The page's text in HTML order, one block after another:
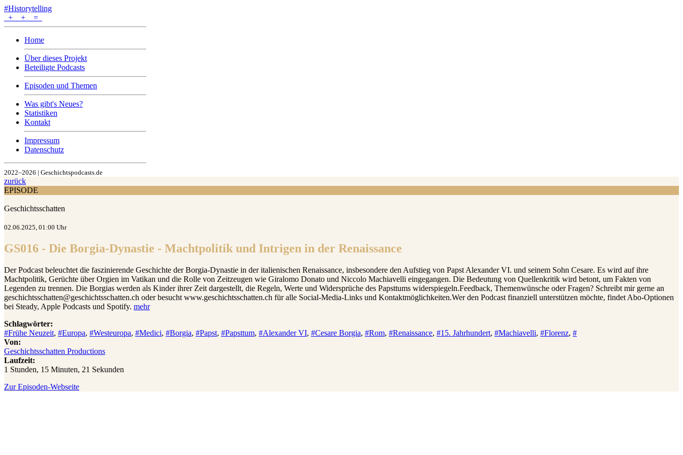
#Historytelling
+
+ =
Home
Über dieses Projekt
Beteiligte Podcasts
Episoden und Themen
Was gibt's Neues?
Statistiken
Kontakt
Impressum
Datenschutz
2022–2026 | Geschichtspodcasts.de
zurück
EPISODE
Geschichtsschatten
02.06.2025, 01:00 Uhr
GS016 - Die Borgia-Dynastie - Machtpolitik und Intrigen in der Renaissance
Der Podcast beleuchtet die faszinierende Geschichte der Borgia-Dynastie in der italienischen Renaissance, insbesondere den Aufstieg von Papst Alexander VI. und seinem Sohn Cesare. Es wird auf ihre
Machtpolitik, Gerüchte über Orgien im Vatikan und die Rolle von Zeitzeugen wie Giralomo Donato und Niccolo Machiavelli eingegangen. Die Bedeutung von Quellenkritik wird betont, um Fakten von
Legenden zu trennen. Die Borgias werden als Kinder ihrer Zeit dargestellt, die Regeln, Werte und Widersprüche des Papsttums widerspiegeln.Feedback, Themenwünsche oder Fragen? Schreibt mir gerne an
geschichtsschatten@geschichtsschatten.ch oder besucht www.geschichtsschatten.ch für alle Social-Media-Links und Kontaktmöglichkeiten.Wer den Podcast finanziell unterstützen möchte, findet Abo-Optionen
bei Steady, Apple Podcasts und Spotify. mehr
Schlagwörter:
#Frühe Neuzeit, #Europa, #Westeuropa, #Medici, #Borgia, #Papst, #Papsttum, #Alexander VI, #Cesare Borgia, #Rom, #Renaissance, #15. Jahrhundert, #Machiavelli, #Florenz, #
Von:
Geschichtsschatten Productions
Laufzeit:
1 Stunden, 15 Minuten, 21 Sekunden
Zur Episoden-Webseite